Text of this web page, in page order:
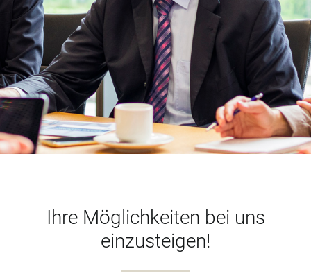
Ihre Möglichkeiten bei uns
einzusteigen!